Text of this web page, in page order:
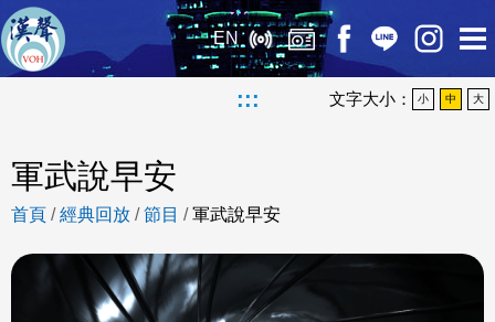
EN
::: 文字大小： 小 中 大
軍武說早安
首頁 /經典回放 /節目 /軍武說早安